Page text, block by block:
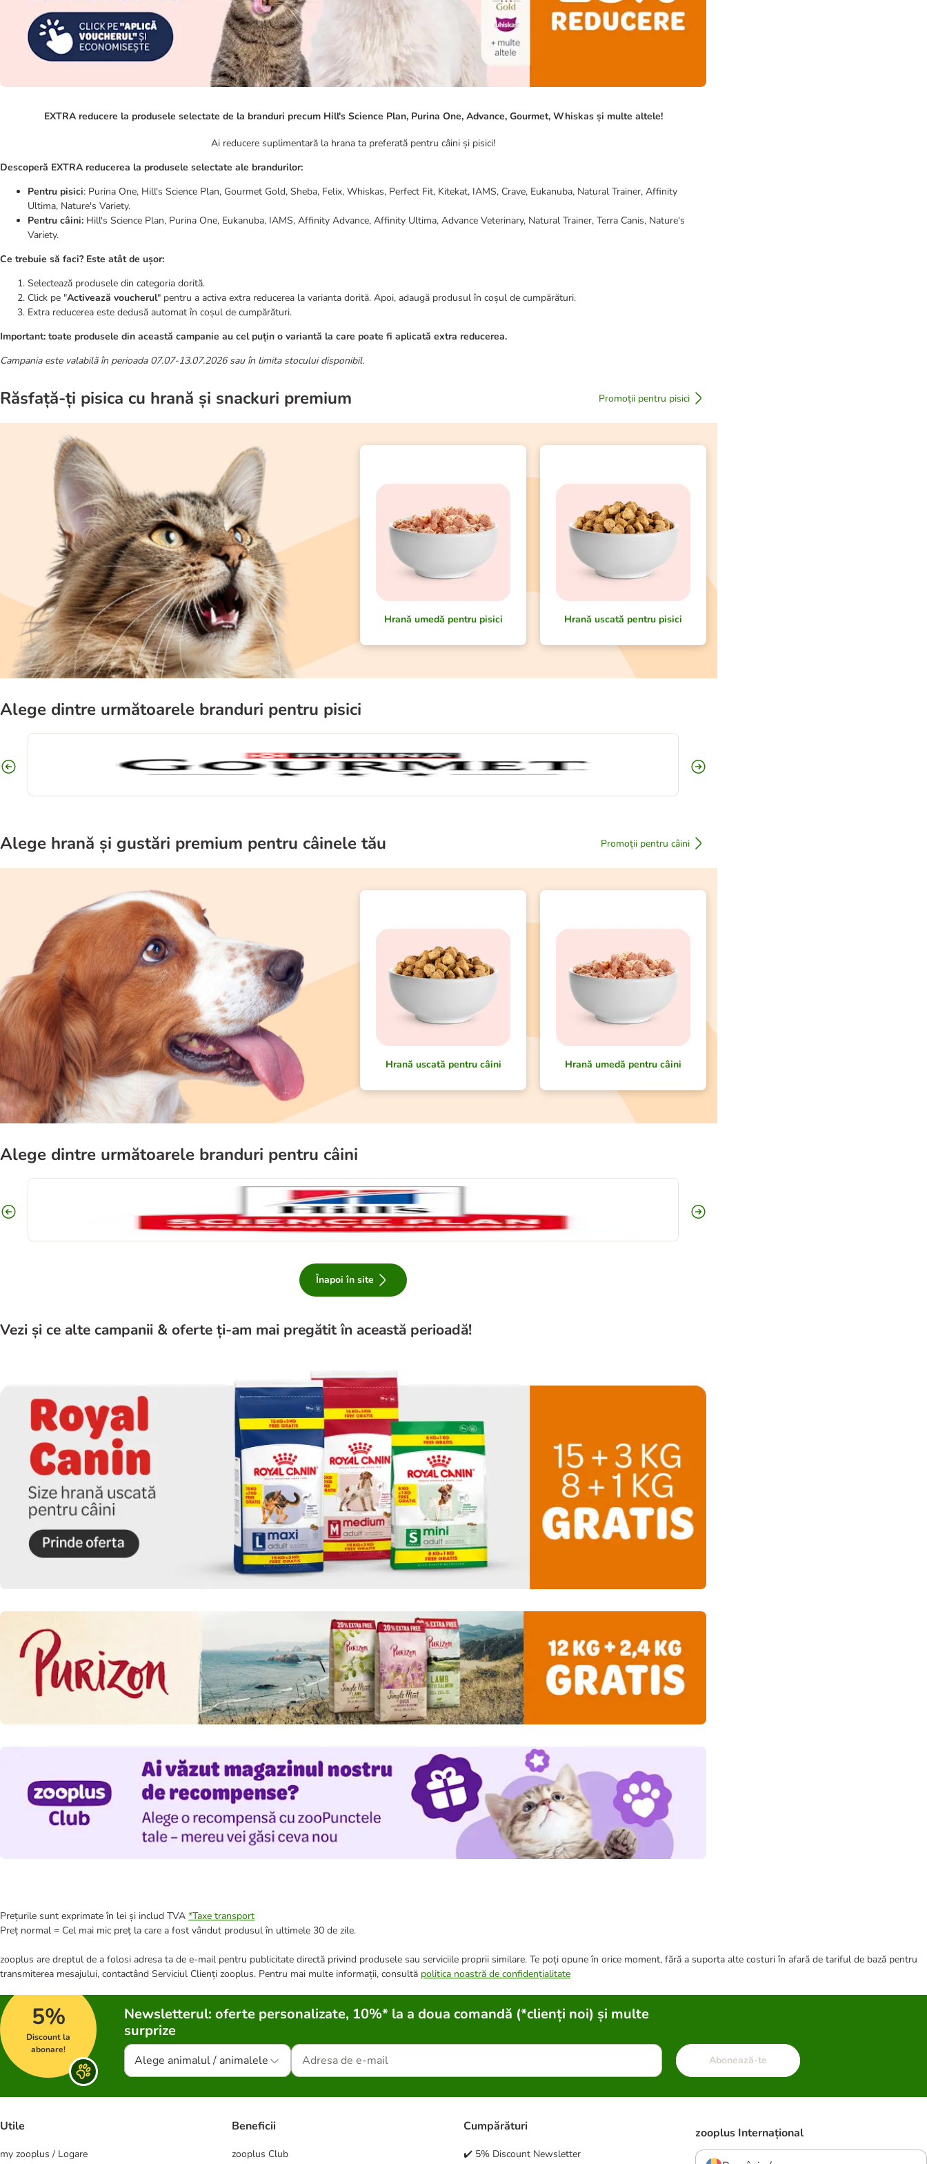
EXTRA reducere la produsele selectate de la branduri precum Hill's Science Plan, Purina One, Advance, Gourmet, Whiskas și multe altele!
Ai reducere suplimentară la hrana ta preferată pentru câini și pisici!
Descoperă EXTRA reducerea la produsele selectate ale brandurilor:
Pentru pisici: Purina One, Hill's Science Plan, Gourmet Gold, Sheba, Felix, Whiskas, Perfect Fit, Kitekat, IAMS, Crave, Eukanuba, Natural Trainer, Affinity
Ultima, Nature's Variety.
Pentru câini: Hill's Science Plan, Purina One, Eukanuba, IAMS, Affinity Advance, Affinity Ultima, Advance Veterinary, Natural Trainer, Terra Canis, Nature's
Variety.
Ce trebuie să faci? Este atât de ușor:
Selectează produsele din categoria dorită.
Click pe "Activează voucherul" pentru a activa extra reducerea la varianta dorită. Apoi, adaugă produsul în coșul de cumpărături.
Extra reducerea este dedusă automat în coșul de cumpărături.
Important: toate produsele din această campanie au cel puțin o variantă la care poate fi aplicată extra reducerea.
Campania este valabilă în perioada 07.07-13.07.2026 sau în limita stocului disponibil.
Răsfață-ți pisica cu hrană și snackuri premium Promoții pentru pisici
Hrană umedă pentru pisici Hrană uscată pentru pisici
Alege dintre următoarele branduri pentru pisici
Alege hrană și gustări premium pentru câinele tău Promoții pentru câini
Hrană uscată pentru câini Hrană umedă pentru câini
Alege dintre următoarele branduri pentru câini
Înapoi în site
Vezi și ce alte campanii & oferte ți-am mai pregătit în această perioadă!
Prețurile sunt exprimate în lei și includ TVA *Taxe transport
Preț normal = Cel mai mic preț la care a fost vândut produsul în ultimele 30 de zile.
zooplus are dreptul de a folosi adresa ta de e-mail pentru publicitate directă privind produsele sau serviciile proprii similare. Te poți opune în orice moment, fără a suporta alte costuri în afară de tariful de bază pentru
transmiterea mesajului, contactând Serviciul Clienți zooplus. Pentru mai multe informații, consultă politica noastră de confidențialitate
5%
Discount la
abonare!
Newsletterul: oferte personalizate, 10%* la a doua comandă (*clienți noi) și multe
surprize
Alege animalul / animalele Abonează-te
Utile
my zooplus / Logare
Beneficii
zooplus Club
Cumpărături
✔️ 5% Discount Newsletter
zooplus Internațional